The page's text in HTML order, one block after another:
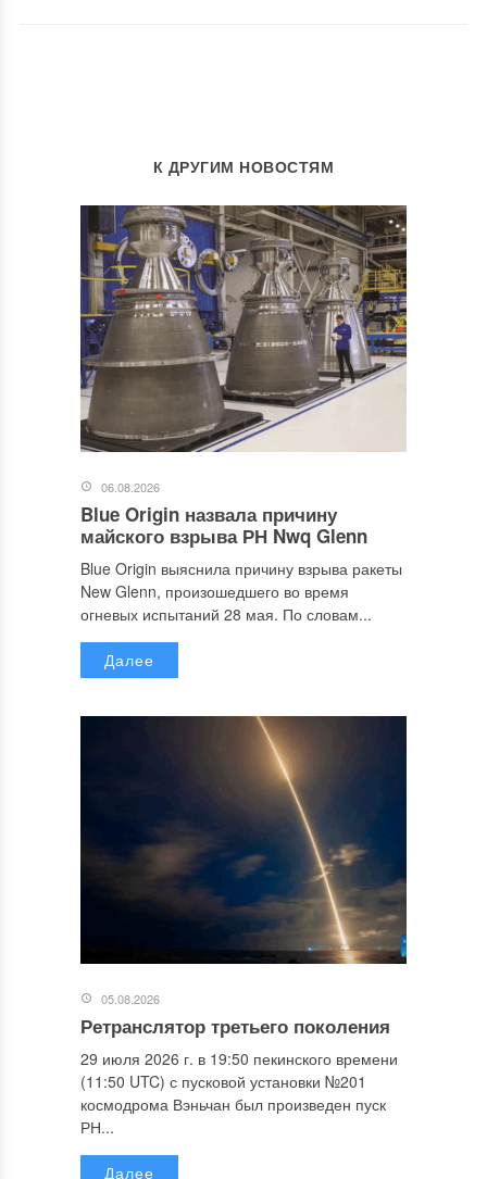
К ДРУГИМ НОВОСТЯМ
06.08.2026
Blue Origin назвала причину
майского взрыва РН Nwq Glenn
Blue Origin выяснила причину взрыва ракеты
New Glenn, произошедшего во время
огневых испытаний 28 мая. По словам...
Далее
05.08.2026
Ретранслятор третьего поколения
29 июля 2026 г. в 19:50 пекинского времени
(11:50 UTC) с пусковой установки №201
космодрома Вэньчан был произведен пуск
РН...
Далее